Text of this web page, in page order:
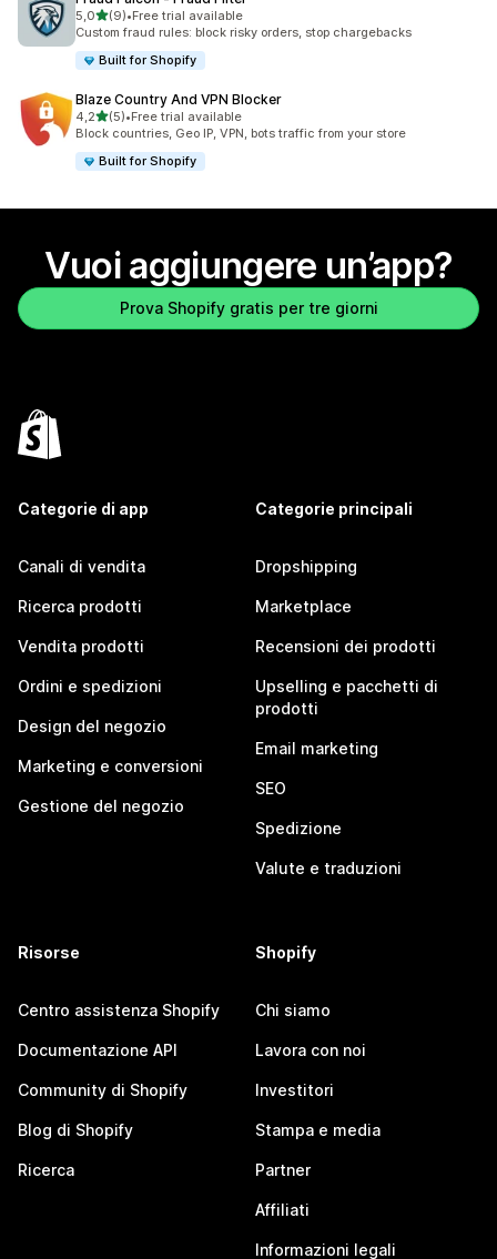
5,0stelle su 5
(9)
9 recensioni totali
•Free trial available
Custom fraud rules: block risky orders, stop chargebacks
Built for Shopify
Blaze Country And VPN Blocker
4,2stelle su 5
(5)
5 recensioni totali
•Free trial available
Block countries, Geo IP, VPN, bots traffic from your store
Built for Shopify
Vuoi aggiungere un’app?
Prova Shopify gratis per tre giorni
Categorie di app
Canali di vendita
Ricerca prodotti
Vendita prodotti
Ordini e spedizioni
Design del negozio
Marketing e conversioni
Gestione del negozio
Categorie principali
Dropshipping
Marketplace
Recensioni dei prodotti
Upselling e pacchetti di
prodotti
Email marketing
SEO
Spedizione
Valute e traduzioni
Risorse
Centro assistenza Shopify
Documentazione API
Community di Shopify
Blog di Shopify
Ricerca
Shopify
Chi siamo
Lavora con noi
Investitori
Stampa e media
Partner
Affiliati
Informazioni legali